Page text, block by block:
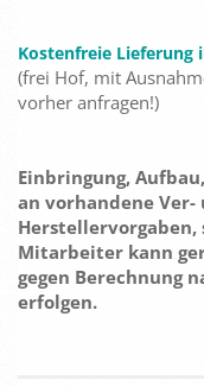
Kostenfreie Lieferung
(frei Hof, mit
vorher anfragen!)
Einbringung,
an vorhandene Ver-
Herstellervorgaben,
Mitarbeiter kann
gegen Berechnung
erfolgen.